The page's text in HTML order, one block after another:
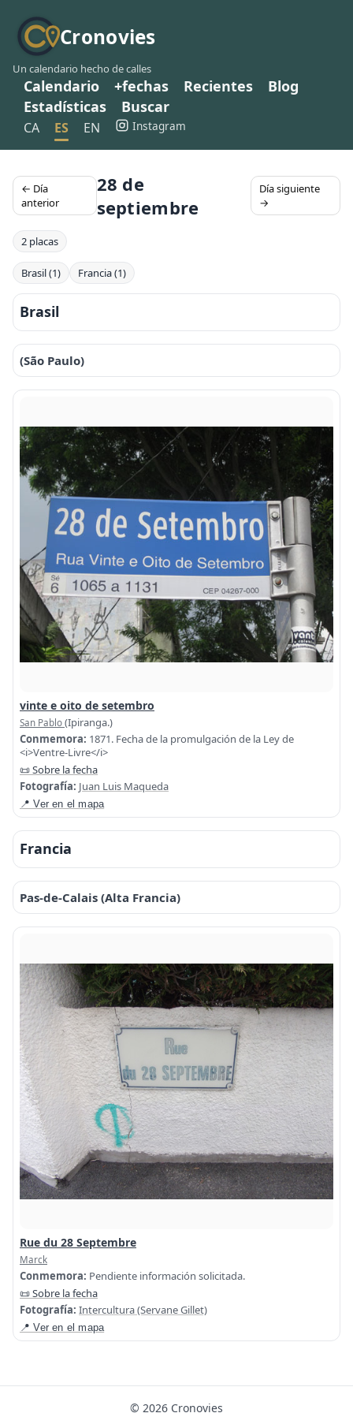
Cronovies
Un calendario hecho de calles
Calendario +fechas Recientes
Blog
Estadísticas
Buscar
CA ES EN Instagram
← Día
anterior
28 de
septiembre
Día siguiente
→
2 placas
Brasil (1) Francia (1)
Brasil
(São Paulo)
vinte e oito de setembro
San Pablo(Ipiranga.)
Conmemora: 1871. Fecha de la promulgación de la Ley de
<i>Ventre-Livre</i>
📜 Sobre la fecha
Fotografía: Juan Luis Maqueda
📍 Ver en el mapa
Francia
Pas-de-Calais (Alta Francia)
Rue du 28 Septembre
Marck
Conmemora: Pendiente información solicitada.
📜 Sobre la fecha
Fotografía: Intercultura (Servane Gillet)
📍 Ver en el mapa
© 2026 Cronovies